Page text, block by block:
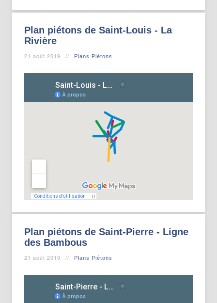
Plan piétons de Saint-Louis - La
Rivière
21 août 2019 Plans Piétons
Plan piétons de Saint-Pierre - Ligne
des Bambous
21 août 2019 Plans Piétons